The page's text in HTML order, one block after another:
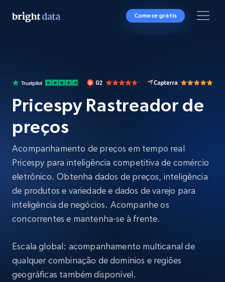
Comece grátis
Pricespy Rastreador de
preços
Acompanhamento de preços em tempo real
Pricespy para inteligência competitiva de comércio
eletrônico. Obtenha dados de preços, inteligência
de produtos e variedade e dados de varejo para
inteligência de negócios. Acompanhe os
concorrentes e mantenha-se à frente.
Escala global: acompanhamento multicanal de
qualquer combinação de domínios e regiões
geográficas também disponível.